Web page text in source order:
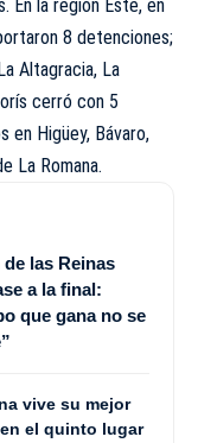
En la región Este, en
8 detenciones;
Altagracia, La
cerró con 5
en Higüey, Bávaro,
La Romana.
de las Reinas
a la final:
que gana no se
vive su mejor
el quinto lugar